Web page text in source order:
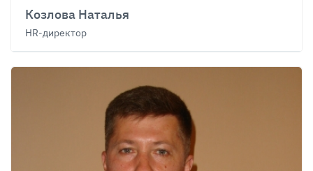
Козлова Наталья
HR-директор